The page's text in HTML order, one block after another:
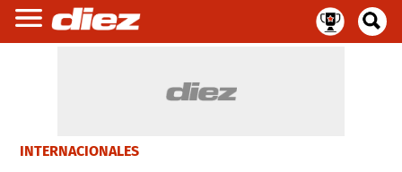
INTERNACIONALES